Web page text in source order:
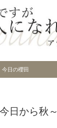
今日の櫻田
日から秋～